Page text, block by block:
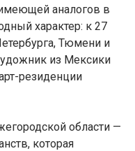
аналогов в
характер: к 27
Тюмени и
из Мексики
резиденции
области —
которая